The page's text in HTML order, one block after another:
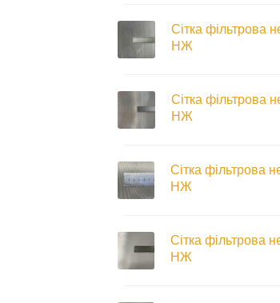
Сітка фільтрова
НЖ
Сітка фільтрова
НЖ
Сітка фільтрова
НЖ
Сітка фільтрова
НЖ